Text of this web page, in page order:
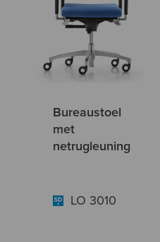
Bureaustoel
met
netrugleuning
LO 3010